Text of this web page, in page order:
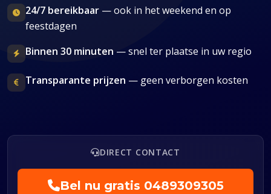
24/7 bereikbaar — ook in het weekend en op
feestdagen
Binnen 30 minuten — snel ter plaatse in uw regio
Transparante prijzen — geen verborgen kosten
DIRECT CONTACT
Bel nu gratis 0489309305